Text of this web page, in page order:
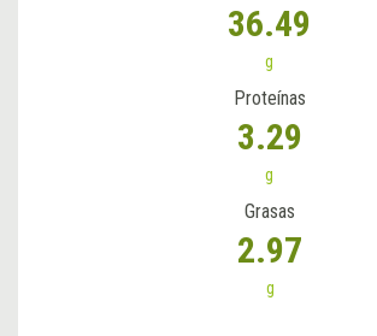
36.49
g
Proteínas
3.29
g
Grasas
2.97
g